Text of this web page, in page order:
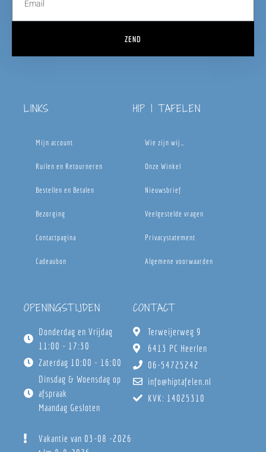
ZEND
LINKS
Mijn account
Ruilen en Retourneren
Bestellen en Betalen
Bezorging
Contactpagina
Cadeaubon
HIP | TAFELEN
Wie zijn wij…
Onze Winkel
Nieuwsbrief
Veelgestelde vragen
Privacystatement
Algemene voorwaarden
OPENINGSTIJDEN
Donderdag en Vrijdag
11:00 - 17:30
Zaterdag 10:00 - 16:00
Dinsdag & Woensdag op
afspraak
Maandag Gesloten
Vakantie van 03-08 -2026
CONTACT
Terweijerweg 9
6413 PC Heerlen
06-54725242
info@hiptafelen.nl
KVK: 14025310